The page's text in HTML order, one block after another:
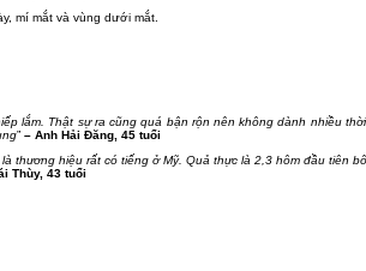
mí mắt và vùng dưới mắt.
lắm. Thật sự ra cũng quá bận rộn nên không dành nhiều
” – Anh Hải Đăng, 45 tuổi
thương hiệu rất có tiếng ở Mỹ. Quả thực là 2,3 hôm đầu tiên
Thùy, 43 tuổi